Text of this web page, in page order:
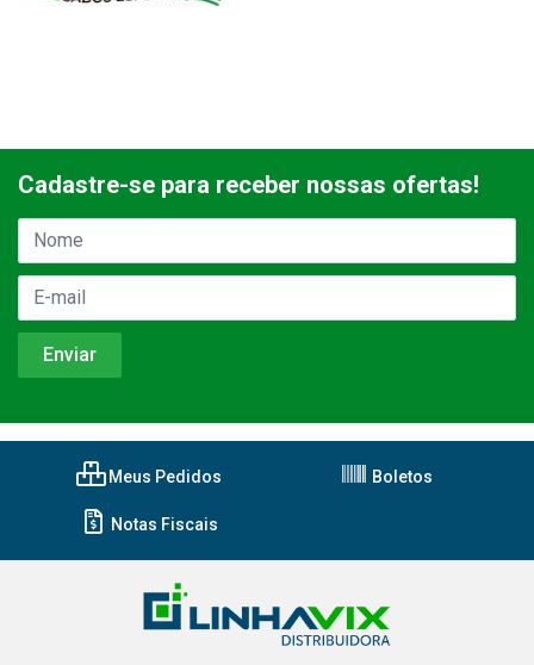
Cadastre-se para receber nossas ofertas!
Meus Pedidos Boletos
Notas Fiscais